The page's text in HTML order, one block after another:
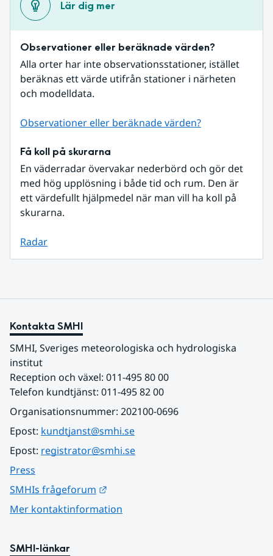
Lär dig mer
Observationer eller beräknade värden?
Alla orter har inte observationsstationer, istället
beräknas ett värde utifrån stationer i närheten
och modelldata.
Observationer eller beräknade värden?
Få koll på skurarna
En väderradar övervakar nederbörd och gör det
med hög upplösning i både tid och rum. Den är
ett värdefullt hjälpmedel när man vill ha koll på
skurarna.
Radar
Kontakta SMHI
SMHI, Sveriges meteorologiska och hydrologiska
institut
Reception och växel: 011-495 80 00
Telefon kundtjänst: 011-495 82 00
Organisationsnummer: 202100-0696
Epost: kundtjanst@smhi.se
Epost: registrator@smhi.se
Press
SMHIs frågeforum
Mer kontaktinformation
SMHI-länkar